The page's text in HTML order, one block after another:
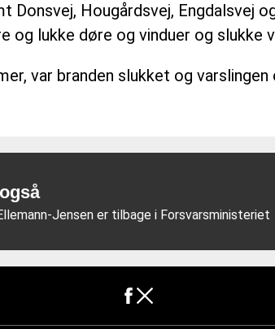
Donsvej, Hougårdsvej, Engdalsvej
og lukke døre og vinduer og slukke
var branden slukket og
Jensen er tilbage i Forsvarsministeriet